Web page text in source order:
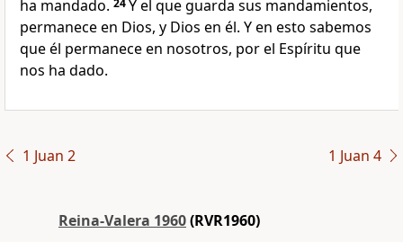
ha mandado. 24Y el que guarda sus mandamientos,
permanece en Dios, y Dios en él. Y en esto sabemos
que él permanece en nosotros, por el Espíritu que
nos ha dado.
1 Juan 2 1 Juan 4
Reina-Valera 1960(RVR1960)